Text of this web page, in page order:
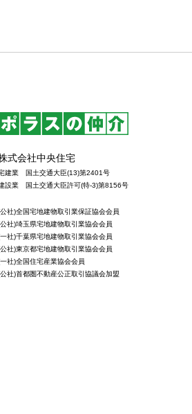
式会社中央住宅
建業 国土交通大臣(13)第2401号
設業 国土交通大臣許可(特-3)第8156号
社)全国宅地建物取引業保証協会会員
社)埼玉県宅地建物取引業協会会員
社)千葉県宅地建物取引業協会会員
社)東京都宅地建物取引業協会会員
社)全国住宅産業協会会員
社)首都圏不動産公正取引協議会加盟